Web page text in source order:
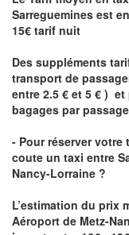
Sarreguemines est
15€ tarif nuit
Des suppléments
transport de
entre 2.5 € et 5 € )
bagages par
- Pour réserver
coute un taxi entre
Nancy-Lorraine ?
L’estimation du prix
Aéroport de Metz-